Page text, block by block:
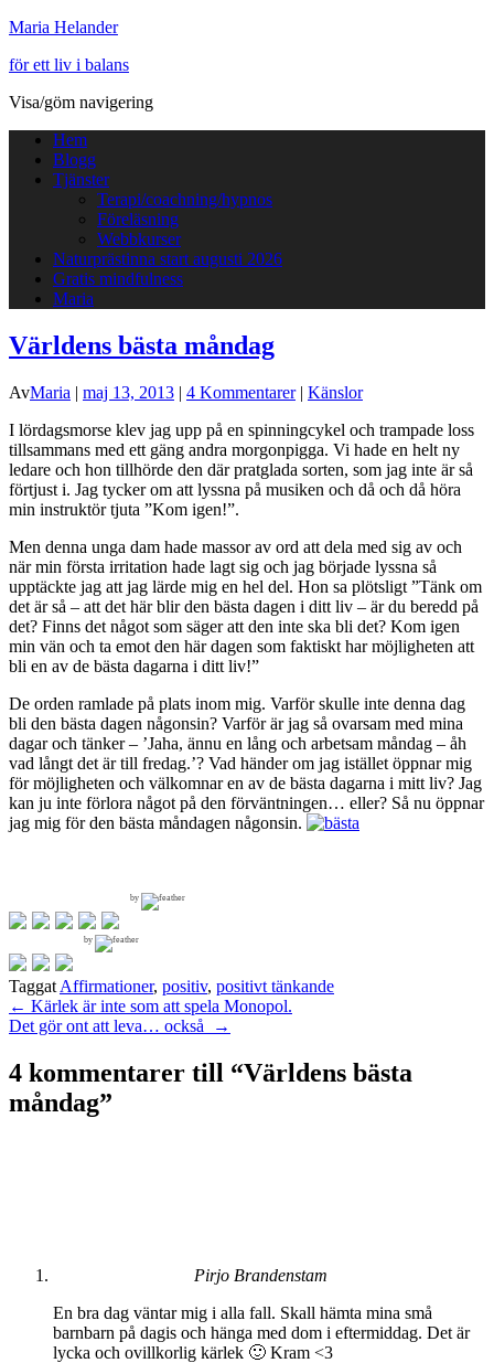
Maria Helander
för ett liv i balans
Visa/göm navigering
Hem
Blogg
Tjänster
Terapi/coachning/hypnos
Föreläsning
Webbkurser
Naturprästinna start augusti 2026
Gratis mindfulness
Maria
Världens bästa måndag
AvMaria | maj 13, 2013 | 4 Kommentarer| Känslor
I lördagsmorse klev jag upp på en spinningcykel och trampade loss
tillsammans med ett gäng andra morgonpigga. Vi hade en helt ny
ledare och hon tillhörde den där pratglada sorten, som jag inte är så
förtjust i. Jag tycker om att lyssna på musiken och då och då höra
min instruktör tjuta ”Kom igen!”.
Men denna unga dam hade massor av ord att dela med sig av och
när min första irritation hade lagt sig och jag började lyssna så
upptäckte jag att jag lärde mig en hel del. Hon sa plötsligt ”Tänk om
det är så – att det här blir den bästa dagen i ditt liv – är du beredd på
det? Finns det något som säger att den inte ska bli det? Kom igen
min vän och ta emot den här dagen som faktiskt har möjligheten att
bli en av de bästa dagarna i ditt liv!”
De orden ramlade på plats inom mig. Varför skulle inte denna dag
bli den bästa dagen någonsin? Varför är jag så ovarsam med mina
dagar och tänker – ’Jaha, ännu en lång och arbetsam måndag – åh
vad långt det är till fredag.’? Vad händer om jag istället öppnar mig
för möjligheten och välkomnar en av de bästa dagarna i mitt liv? Jag
kan ju inte förlora något på den förväntningen… eller? Så nu öppnar
jag mig för den bästa måndagen någonsin.
by
by
Taggat Affirmationer, positiv, positivt tänkande
Inläggsnavigering
← Kärlek är inte som att spela Monopol.
Det gör ont att leva… också
→
4 kommentarer till “Världens bästa
måndag”
Pirjo Brandenstam
En bra dag väntar mig i alla fall. Skall hämta mina små
barnbarn på dagis och hänga med dom i eftermiddag. Det är
lycka och ovillkorlig kärlek 🙂 Kram <3